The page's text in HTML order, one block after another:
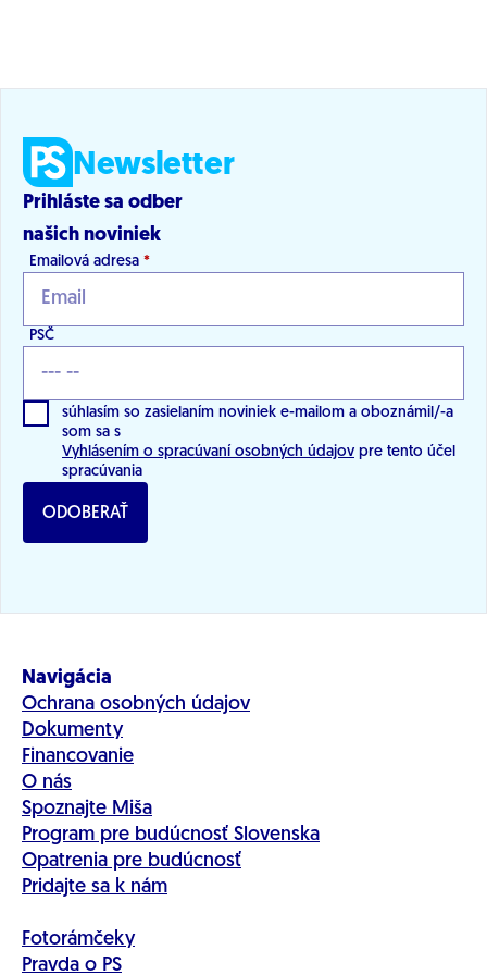
Newsletter
Prihláste sa odber
našich noviniek
Emailová adresa *
PSČ
súhlasím so zasielaním noviniek e-mailom a oboznámil/-a
som sa s
Vyhlásením o spracúvaní osobných údajov pre tento účel
spracúvania
ODOBERAŤ
Navigácia
Ochrana osobných údajov
Dokumenty
Financovanie
O nás
Spoznajte Miša
Program pre budúcnosť Slovenska
Opatrenia pre budúcnosť
Pridajte sa k nám
Fotorámčeky
Pravda o PS